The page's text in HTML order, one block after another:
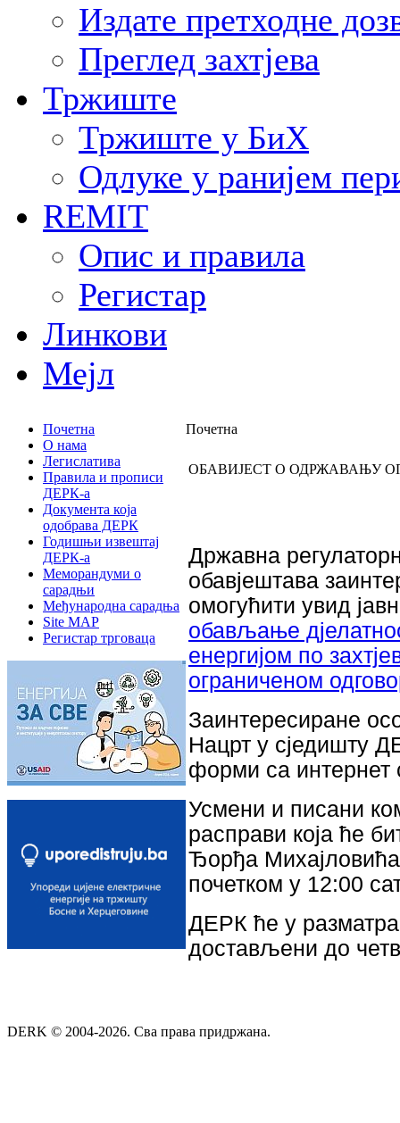
Издате претходне
Преглед захтјева
Тржиште
Тржиште у БиХ
Одлуке у ранијем
REMIT
Опис и правила
Регистар
Линкови
Мејл
Почетна
О нама
Легислатива
Правила и прописи
ДЕРК-а
Документа која
одобрава ДЕРК
Годишњи извештај
ДЕРК-а
Меморандуми о
сарадњи
Међународна сарадња
Site MAP
Регистар трговаца
Почетна
ОБАВИЈЕСТ О ОДРЖАВАЊУ
Државна
обавјештава
омогућити увид
обављање
енергијом по
ограниченом
Заинтересиране
Нацрт у сједишту
форми са интернет
Усмени и писани
расправи која ће
Ђорђа Михајловића
почетком у 12:00
ДЕРК ће у
достављени до
DERK © 2004-2026. Сва права придржана.